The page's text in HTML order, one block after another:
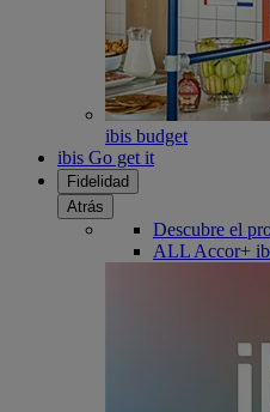
ibis budget
ibis Go get it
Fidelidad
Atrás
Descubre el
ALL Accor+